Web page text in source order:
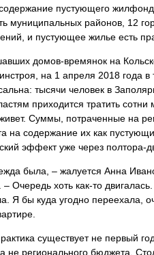
пустующего
муниципальных районов, 12
и пустующее жилье есть
домов-времянок на
на 1 апреля 2018 года в
тысячи человек в
приходится тратить сотни
Суммы, потраченные на
на содержание их как
эффект уже через полтора-
была, – жалуется Анна
Очередь хоть как-то
Я бы куда угодно переехала,
существует не первый
не регионального бюджета.